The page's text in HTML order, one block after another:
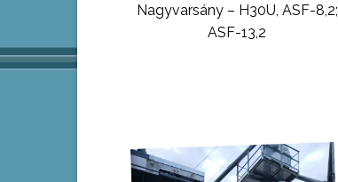
Nagyvarsány – H30U, ASF-8,2;
ASF-13,2